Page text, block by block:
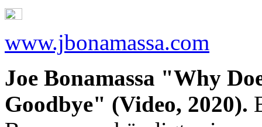
www.jbonamassa.com
Joe Bonamassa "Why
Goodbye" (Video, 2020).